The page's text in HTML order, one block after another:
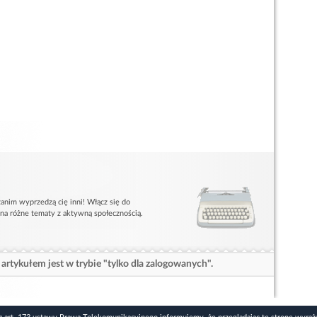
wyprzedzą cię inni! Włącz się do
różne tematy z aktywną społecznością.
jest w trybie "tylko dla zalogowanych".